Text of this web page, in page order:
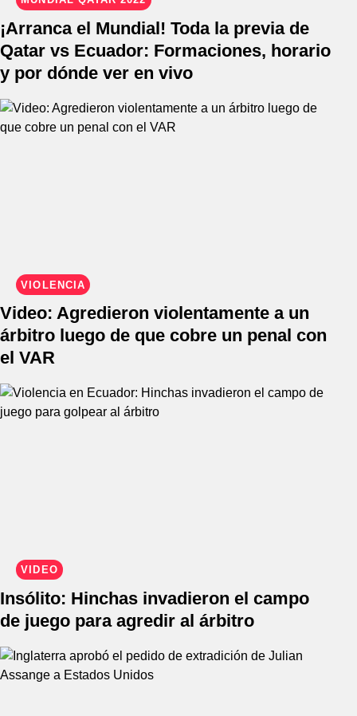
¡Arranca el Mundial! Toda la previa de
Qatar vs Ecuador: Formaciones, horario
y por dónde ver en vivo
VIOLENCIA
Video: Agredieron violentamente a un
árbitro luego de que cobre un penal con
el VAR
VIDEO
Insólito: Hinchas invadieron el campo
de juego para agredir al árbitro